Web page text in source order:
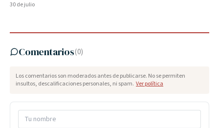
30 de julio
Comentarios(0)
Los comentarios son moderados antes de publicarse. No se permiten
insultos, descalificaciones personales, ni spam. Ver política